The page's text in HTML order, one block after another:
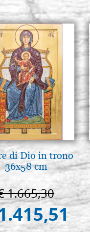
di Dio in trono
36x58 cm
1.665,30